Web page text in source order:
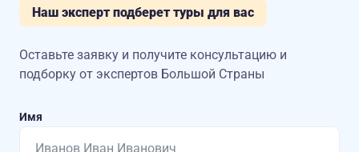
Наш эксперт подберет туры для вас
Оставьте заявку и получите консультацию и
подборку от экспертов Большой Страны
Имя